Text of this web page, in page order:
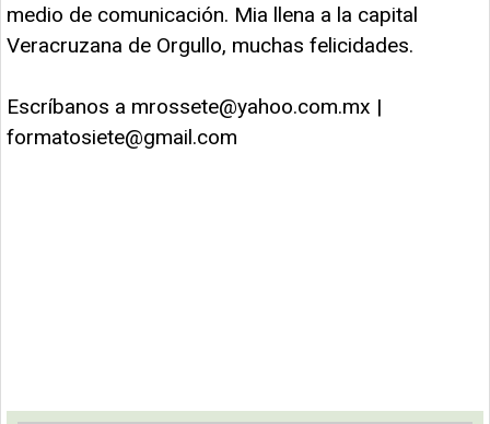
medio de comunicación. Mia llena a la capital
Veracruzana de Orgullo, muchas felicidades.
Escríbanos a mrossete@yahoo.com.mx |
formatosiete@gmail.com